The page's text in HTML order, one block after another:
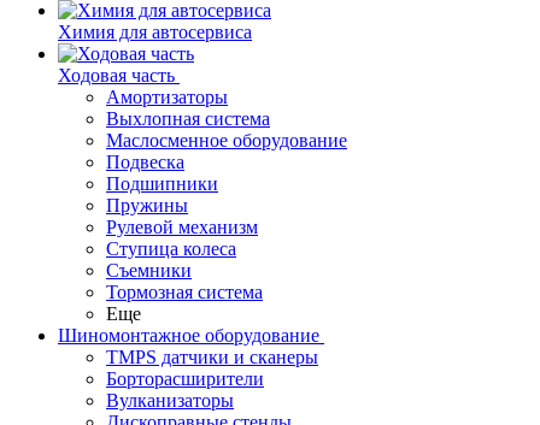
Химия для автосервиса
Ходовая часть
Амортизаторы
Выхлопная система
Маслосменное оборудование
Подвеска
Подшипники
Пружины
Рулевой механизм
Ступица колеса
Съемники
Тормозная система
Еще
Шиномонтажное оборудование
TMPS датчики и сканеры
Борторасширители
Вулканизаторы